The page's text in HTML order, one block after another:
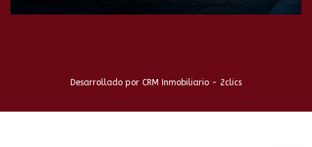
Desarrollado por CRM Inmobiliario - 2clics